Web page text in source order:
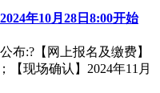
年10月28日8:00开始
布:?【网上报名及缴费】
【现场确认】2024年11月